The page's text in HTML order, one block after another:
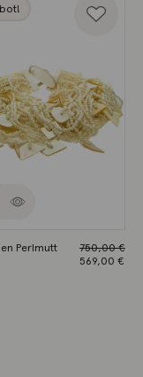
Perlmutt 750,00€
569,00 €